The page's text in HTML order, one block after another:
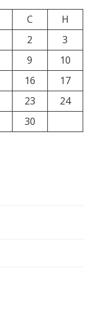
С
Н
2
3
9
10
16
17
23
24
30